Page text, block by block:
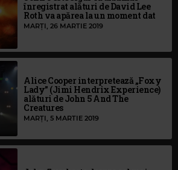
înregistrat alături de David Lee
Roth va apărea la un moment dat
MARȚI, 26 MARTIE 2019
Alice Cooper interpretează „Foxy
Lady” (Jimi Hendrix Experience)
alături de John 5 And The
Creatures
MARȚI, 5 MARTIE 2019